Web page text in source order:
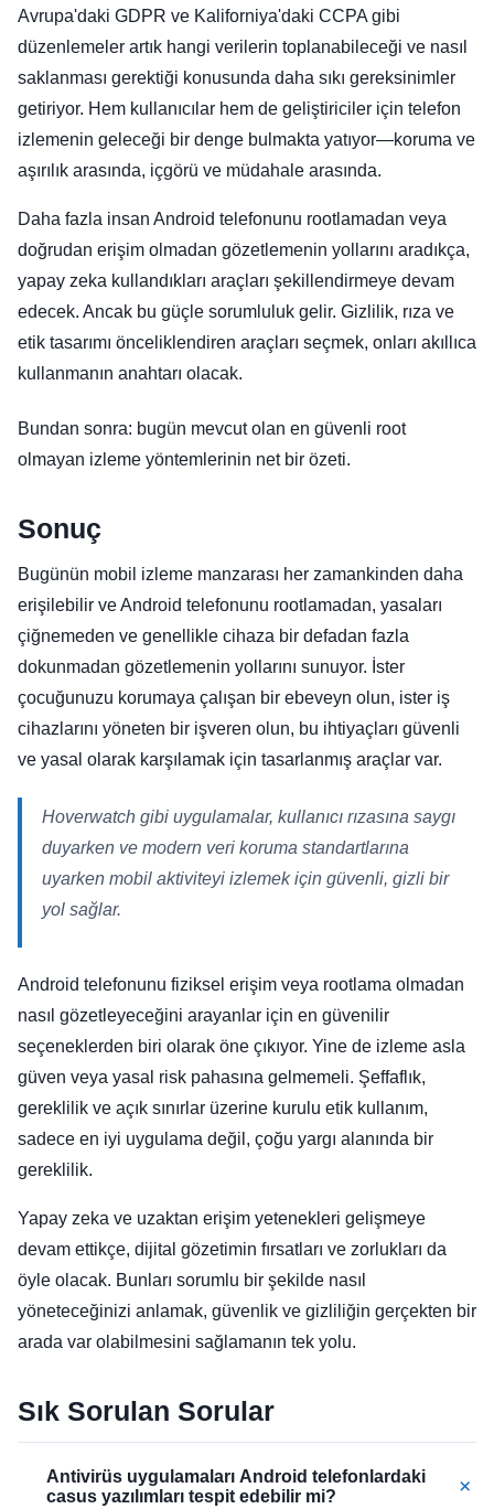
Avrupa'daki GDPR ve Kaliforniya'daki CCPA gibi
düzenlemeler artık hangi verilerin toplanabileceği ve nasıl
saklanması gerektiği konusunda daha sıkı gereksinimler
getiriyor. Hem kullanıcılar hem de geliştiriciler için telefon
izlemenin geleceği bir denge bulmakta yatıyor—koruma ve
aşırılık arasında, içgörü ve müdahale arasında.
Daha fazla insan Android telefonunu rootlamadan veya
doğrudan erişim olmadan gözetlemenin yollarını aradıkça,
yapay zeka kullandıkları araçları şekillendirmeye devam
edecek. Ancak bu güçle sorumluluk gelir. Gizlilik, rıza ve
etik tasarımı önceliklendiren araçları seçmek, onları akıllıca
kullanmanın anahtarı olacak.
Bundan sonra: bugün mevcut olan en güvenli root
olmayan izleme yöntemlerinin net bir özeti.
Sonuç
Bugünün mobil izleme manzarası her zamankinden daha
erişilebilir ve Android telefonunu rootlamadan, yasaları
çiğnemeden ve genellikle cihaza bir defadan fazla
dokunmadan gözetlemenin yollarını sunuyor. İster
çocuğunuzu korumaya çalışan bir ebeveyn olun, ister iş
cihazlarını yöneten bir işveren olun, bu ihtiyaçları güvenli
ve yasal olarak karşılamak için tasarlanmış araçlar var.
Hoverwatch gibi uygulamalar, kullanıcı rızasına saygı
duyarken ve modern veri koruma standartlarına
uyarken mobil aktiviteyi izlemek için güvenli, gizli bir
yol sağlar.
Android telefonunu fiziksel erişim veya rootlama olmadan
nasıl gözetleyeceğini arayanlar için en güvenilir
seçeneklerden biri olarak öne çıkıyor. Yine de izleme asla
güven veya yasal risk pahasına gelmemeli. Şeffaflık,
gereklilik ve açık sınırlar üzerine kurulu etik kullanım,
sadece en iyi uygulama değil, çoğu yargı alanında bir
gereklilik.
Yapay zeka ve uzaktan erişim yetenekleri gelişmeye
devam ettikçe, dijital gözetimin fırsatları ve zorlukları da
öyle olacak. Bunları sorumlu bir şekilde nasıl
yöneteceğinizi anlamak, güvenlik ve gizliliğin gerçekten bir
arada var olabilmesini sağlamanın tek yolu.
Sık Sorulan Sorular
Antivirüs uygulamaları Android telefonlardaki
casus yazılımları tespit edebilir mi?
+